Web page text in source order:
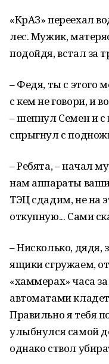
«КрАЗ» переехал
лес. Мужик,
подойдя, встал за
– Федя, ты с этого
с кем не говори, и
– шепнул Семен и с
спрыгнул с
– Ребята, – начал
нам аппараты
ТЭЦ сдадим, не на
откупную... Сами
– Нисколько, дядя,
ящики сгружаем,
«хаммерах» часа
автоматами
Правильно я тебя
улыбнулся самой
однако ствол